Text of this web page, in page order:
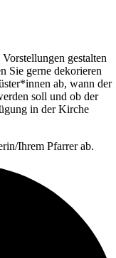
gestalten
Sie gerne dekorieren
ab, wann der
soll und ob der
in der Kirche
Ihrem Pfarrer ab.